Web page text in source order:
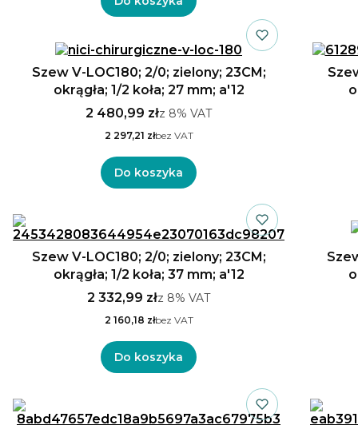
Szew V-LOC180; 2/0; zielony; 23CM;
okrągła; 1/2 koła; 27 mm; a'12
2 480,99 złz 8% VAT
2 297,21 złbez VAT
Do koszyka
Szew V-LOC180; 2/0; zielony; 23CM;
okrągła; 1/2 koła; 37 mm; a'12
2 332,99 złz 8% VAT
2 160,18 złbez VAT
Do koszyka